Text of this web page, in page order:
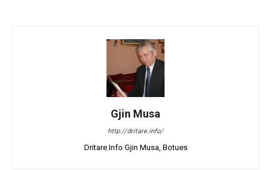
Gjin Musa
http://dritare.info/
Dritare.Info Gjin Musa, Botues